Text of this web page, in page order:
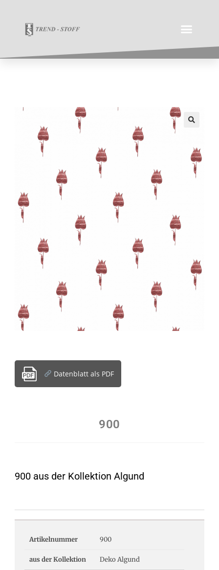
Datenblatt als PDF
900
900 aus der Kollektion Algund
Artikelnummer 900
aus der Kollektion Deko Algund